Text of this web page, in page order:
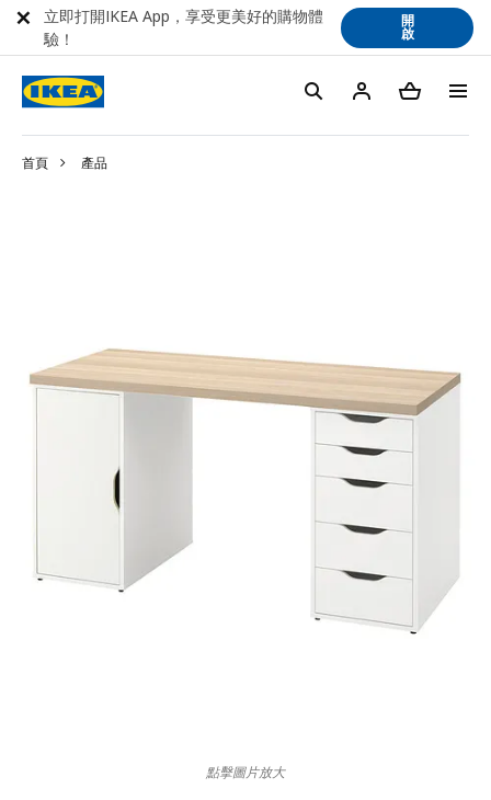
首頁 產品
點擊圖片放大
立即打開IKEA App，享受更美好的購物體
驗！
開
啟